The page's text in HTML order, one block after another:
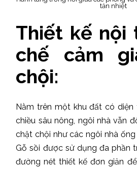
tản nhiệt
Thiết kế nội
chế cảm
chội:
Nằm trên một khu đất có
chiều sâu nông, ngôi nhà vẫn
chật chội như các ngôi nhà
Gỗ sồi được sử dụng đa phần
đường nét thiết kế đơn giản